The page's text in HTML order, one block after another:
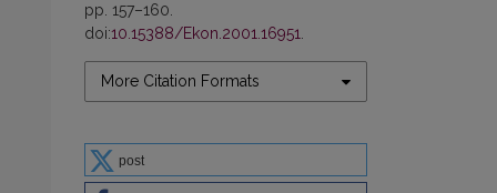
pp. 157–160.
doi:10.15388/Ekon.2001.16951
More Citation Formats
post